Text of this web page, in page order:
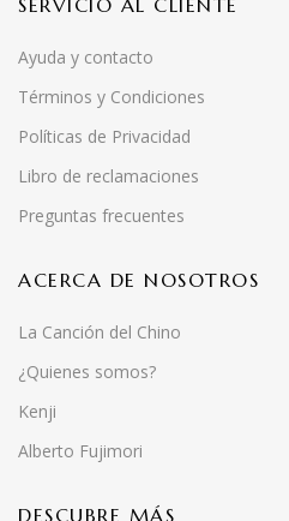
SERVICIO AL CLIENTE
Ayuda y contacto
Términos y Condiciones
Políticas de Privacidad
Libro de reclamaciones
Preguntas frecuentes
ACERCA DE NOSOTROS
La Canción del Chino
¿Quienes somos?
Kenji
Alberto Fujimori
DESCUBRE MÁS